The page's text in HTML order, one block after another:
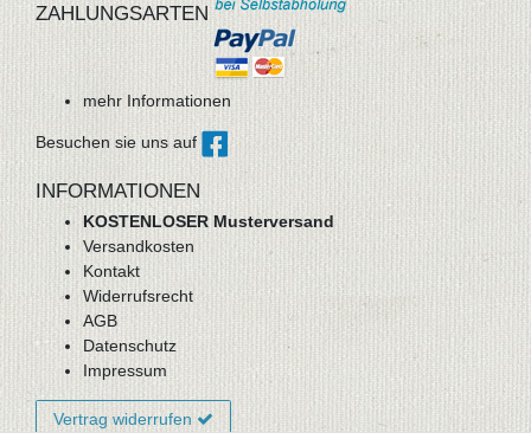
ZAHLUNGSARTEN
mehr Informationen
Besuchen sie uns auf
INFORMATIONEN
KOSTENLOSER Musterversand
Versandkosten
Kontakt
Widerrufsrecht
AGB
Datenschutz
Impressum
Vertrag widerrufen